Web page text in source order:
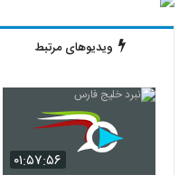
ویدیوهای مرتبط
۰۱:۵۷:۵۶